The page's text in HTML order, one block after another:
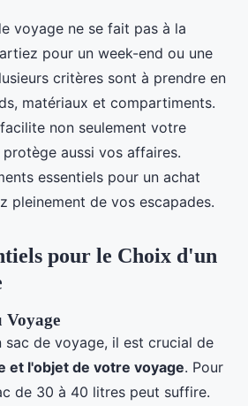
voyage ne se fait pas à la
pour un week-end ou une
critères sont à prendre en
matériaux et compartiments.
non seulement votre
aussi vos affaires.
essentiels pour un achat
pleinement de vos escapades.
pour le Choix d'un
Voyage
sac de voyage, il est crucial de
et l'objet de votre voyage. Pour
de 30 à 40 litres peut suffire.